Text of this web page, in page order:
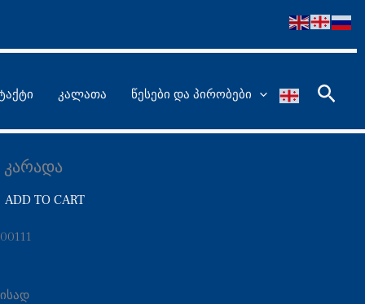
კალათა წესები და პირობები
ADD TO CART